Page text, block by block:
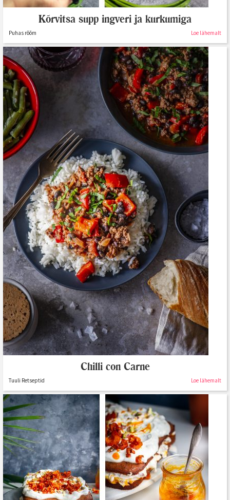
Kõrvitsa supp ingveri ja kurkumiga
Puhas rõõm Loe lähemalt
Chilli con Carne
Tuuli Retseptid Loe lähemalt